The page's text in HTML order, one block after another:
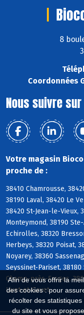
Afin de vous offrir la
des cookies : pour
récolter des
du site et vous
8
Coordonnées
Nous suivre sur
Votre magasin
proche de :
38410 Chamrousse,
38190 Laval, 38420 Le
38420 St-Jean-le-Vieux,
Monteymond, 38190
Echirolles, 38320
Herbeys, 38320 Poisat,
Noyarey, 38360
Seyssinet-Pariset, 38180
Champ-près-Froges,
Livet-et-Gavet